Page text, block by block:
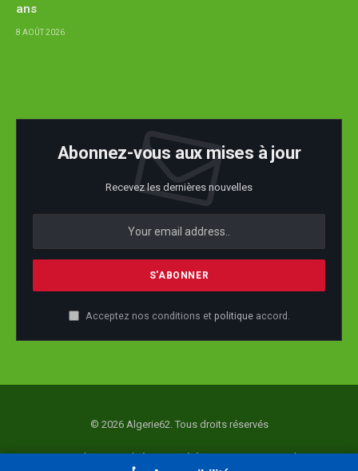
ans
8 AOÛT 2026
Abonnez-vous aux mises à jour
Recevez les dernières nouvelles
Acceptez nos conditions et politiqueaccord.
© 2026 Algerie62. Tous droits réservés
Accueil Actualité Société Economie Politique